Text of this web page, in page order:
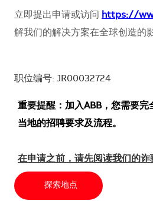
立即提出申请或访问 https://
解我们的解决方案在全球创造的
职位编号: JR00032724
重要提醒：加入ABB，您需要完
当地的招聘要求及流程。
在申请之前，请先阅读我们的诈
探索地点